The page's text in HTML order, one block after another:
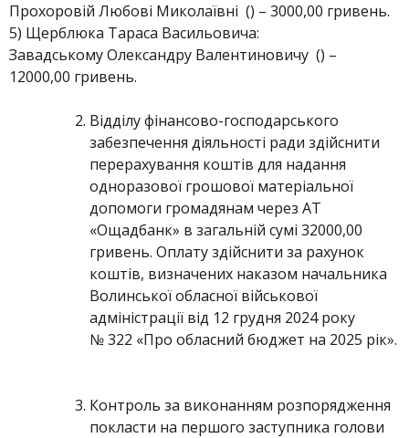
Прохоровій Любові Миколаївні () – 3000,00 гривень.
5) Щерблюка Тараса Васильовича:
Завадському Олександру Валентиновичу () –
12000,00 гривень.
Відділу фінансово-господарського
забезпечення діяльності ради здійснити
перерахування коштів для надання
одноразової грошової матеріальної
допомоги громадянам через АТ
«Ощадбанк» в загальній сумі 32000,00
гривень. Оплату здійснити за рахунок
коштів, визначених наказом начальника
Волинської обласної військової
адміністрації від 12 грудня 2024 року
№ 322 «Про обласний бюджет на 2025 рік».
Контроль за виконанням розпорядження
покласти на першого заступника голови